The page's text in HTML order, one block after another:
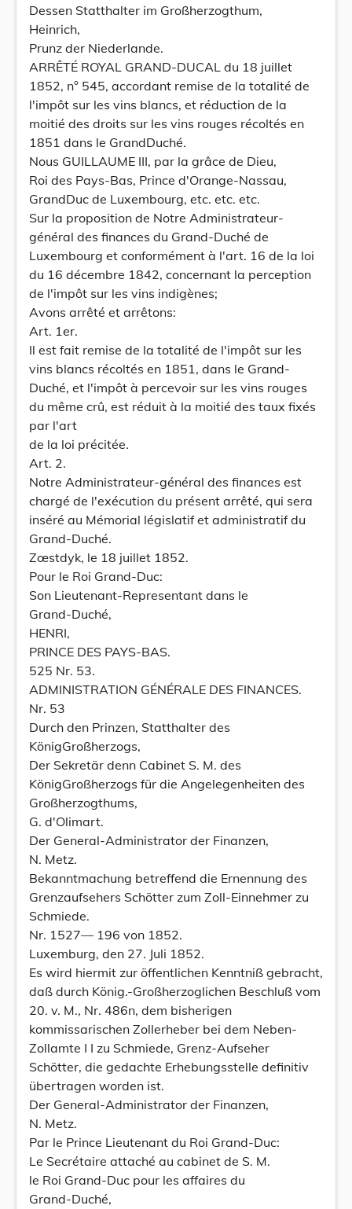
Dessen Statthalter im Großherzogthum,
Heinrich,
Prunz der Niederlande.
ARRÊTÉ ROYAL GRAND-DUCAL du 18 juillet
1852, n° 545, accordant remise de la totalité de
l'impôt sur les vins blancs, et réduction de la
moitié des droits sur les vins rouges récoltés en
1851 dans le GrandDuché.
Nous GUILLAUME III, par la grâce de Dieu,
Roi des Pays-Bas, Prince d'Orange-Nassau,
GrandDuc de Luxembourg, etc. etc. etc.
Sur la proposition de Notre Administrateur-
général des finances du Grand-Duché de
Luxembourg et conformément à l'art. 16 de la loi
du 16 décembre 1842, concernant la perception
de l'impôt sur les vins indigènes;
Avons arrêté et arrêtons:
Art. 1er.
Il est fait remise de la totalité de l'impôt sur les
vins blancs récoltés en 1851, dans le Grand-
Duché, et l'impôt à percevoir sur les vins rouges
du même crû, est réduit à la moitié des taux fixés
par l'art
de la loi précitée.
Art. 2.
Notre Administrateur-général des finances est
chargé de l'exécution du présent arrêté, qui sera
inséré au Mémorial législatif et administratif du
Grand-Duché.
Zœstdyk, le 18 juillet 1852.
Pour le Roi Grand-Duc:
Son Lieutenant-Representant dans le
Grand-Duché,
HENRI,
PRINCE DES PAYS-BAS.
525 Nr. 53.
ADMINISTRATION GÉNÉRALE DES FINANCES.
Nr. 53
Durch den Prinzen, Statthalter des
KönigGroßherzogs,
Der Sekretär denn Cabinet S. M. des
KönigGroßherzogs für die Angelegenheiten des
Großherzogthums,
G. d'Olimart.
Der General-Administrator der Finanzen,
N. Metz.
Bekanntmachung betreffend die Ernennung des
Grenzaufsehers Schötter zum Zoll-Einnehmer zu
Schmiede.
Nr. 1527— 196 von 1852.
Luxemburg, den 27. Juli 1852.
Es wird hiermit zur öffentlichen Kenntniß gebracht,
daß durch König.-Großherzoglichen Beschluß vom
20. v. M., Nr. 486n, dem bisherigen
kommissarischen Zollerheber bei dem Neben-
Zollamte I I zu Schmiede, Grenz-Aufseher
Schötter, die gedachte Erhebungsstelle definitiv
übertragen worden ist.
Der General-Administrator der Finanzen,
N. Metz.
Par le Prince Lieutenant du Roi Grand-Duc:
Le Secrétaire attaché au cabinet de S. M.
le Roi Grand-Duc pour les affaires du
Grand-Duché,